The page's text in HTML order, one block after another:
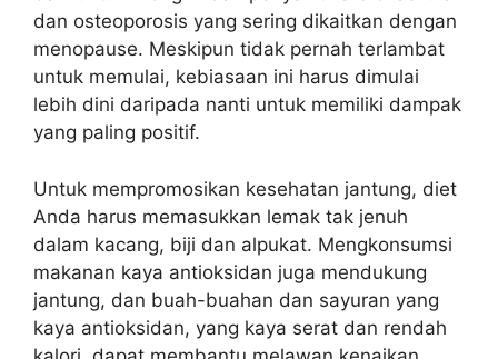
dan osteoporosis yang sering dikaitkan dengan
menopause. Meskipun tidak pernah terlambat
untuk memulai, kebiasaan ini harus dimulai
lebih dini daripada nanti untuk memiliki dampak
yang paling positif.
Untuk mempromosikan kesehatan jantung, diet
Anda harus memasukkan lemak tak jenuh
dalam kacang, biji dan alpukat. Mengkonsumsi
makanan kaya antioksidan juga mendukung
jantung, dan buah-buahan dan sayuran yang
kaya antioksidan, yang kaya serat dan rendah